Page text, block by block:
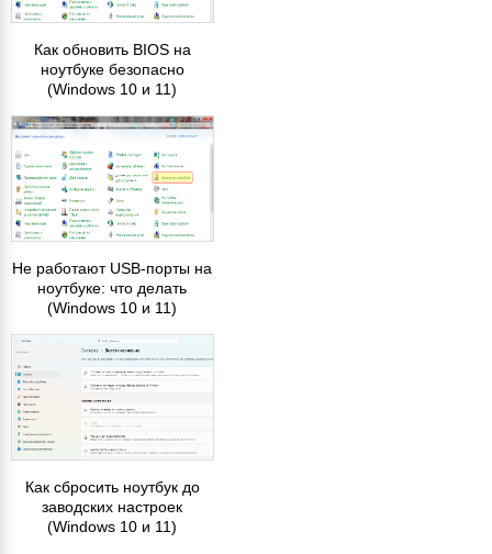
Как обновить BIOS на
ноутбуке безопасно
(Windows 10 и 11)
Не работают USB-порты на
ноутбуке: что делать
(Windows 10 и 11)
Как сбросить ноутбук до
заводских настроек
(Windows 10 и 11)